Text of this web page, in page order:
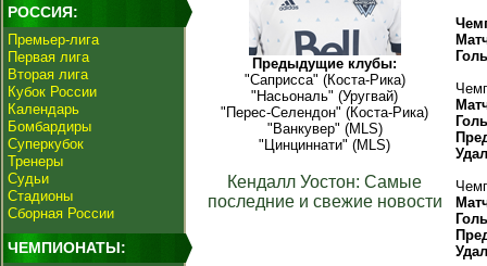
РОССИЯ:
Премьер-лига
Первая лига
Вторая лига
Кубок России
Календарь
Бомбардиры
Суперкубок
Тренеры
Судьи
Стадионы
Сборная России
ЧЕМПИОНАТЫ:
Предыдущие клубы:
"Саприсса" (Коста-Рика)
"Насьональ" (Уругвай)
"Перес-Селендон" (Коста-Рика)
"Ванкувер" (MLS)
"Цинциннати" (MLS)
Кендалл Уостон: Самые
последние и свежие новости